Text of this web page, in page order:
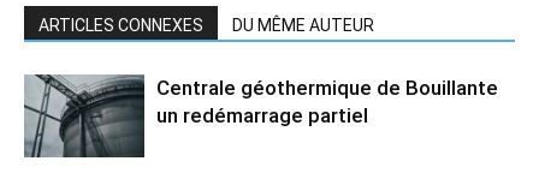
ARTICLES CONNEXES DU MÊME AUTEUR
Centrale géothermique de Bouillante
un redémarrage partiel